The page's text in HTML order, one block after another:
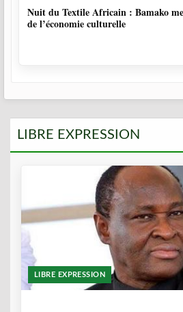
Nuit du Textile Africain : Bamako
de l’économie culturelle
LIBRE EXPRESSION
LIBRE EXPRESSION